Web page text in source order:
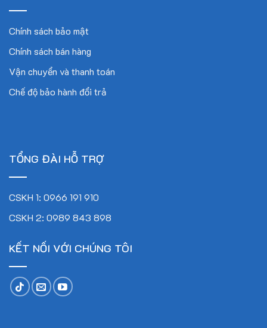
Chính sách bảo mật
Chính sách bán hàng
Vận chuyển và thanh toán
Chế độ bảo hành đổi trả
TỔNG ĐÀI HỖ TRỢ
CSKH 1: 0966 191 910
CSKH 2: 0989 843 898
KẾT NỐI VỚI CHÚNG TÔI